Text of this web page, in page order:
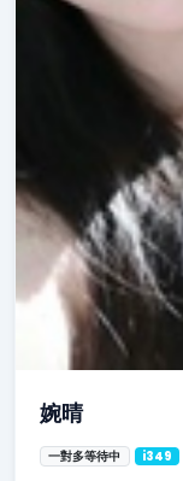
婉晴
一對多等待中 i349